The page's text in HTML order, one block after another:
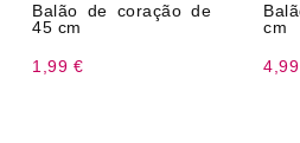
Balão de coração de
45 cm
1,99 €
cm